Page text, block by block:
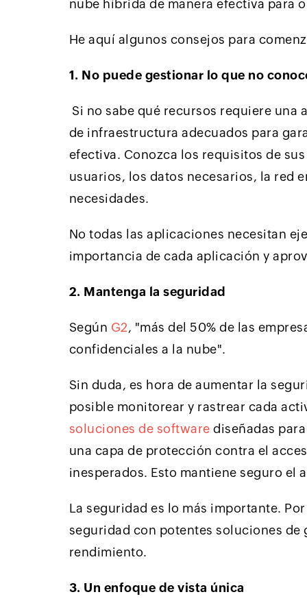
nube híbrida de manera efectiva para
He aquí algunos consejos para
1. No puede gestionar lo que no
Si no sabe qué recursos requiere
de infraestructura adecuados para
efectiva. Conozca los requisitos de
usuarios, los datos necesarios, la red
necesidades.
No todas las aplicaciones necesitan
importancia de cada aplicación y
2. Mantenga la seguridad
Según G2, "más del 50% de las
confidenciales a la nube".
Sin duda, es hora de aumentar la
posible monitorear y rastrear cada
soluciones de software diseñadas
una capa de protección contra el
inesperados. Esto mantiene seguro el
La seguridad es lo más importante.
seguridad con potentes soluciones de
rendimiento.
3. Un enfoque de vista única